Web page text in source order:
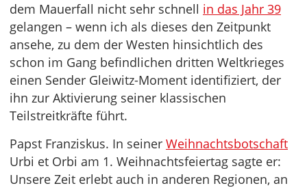
dem Mauerfall nicht sehr schnell in das Jahr 39
gelangen – wenn ich als dieses den Zeitpunkt
ansehe, zu dem der Westen hinsichtlich des
schon im Gang befindlichen dritten Weltkrieges
einen Sender Gleiwitz-Moment identifiziert, der
ihn zur Aktivierung seiner klassischen
Teilstreitkräfte führt.
Papst Franziskus. In seiner Weihnachtsbotschaft
Urbi et Orbi am 1. Weihnachtsfeiertag sagte er:
Unsere Zeit erlebt auch in anderen Regionen, an